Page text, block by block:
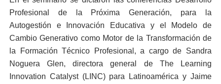
Profesional de la Próxima Generación, para la
Autogestión e Innovación Educativa y el Modelo de
Cambio Generativo como Motor de la Transformación de
la Formación Técnico Profesional, a cargo de Sandra
Noguera Glen, directora general de The Learning
Innovation Catalyst (LINC) para Latinoamérica y Jaime